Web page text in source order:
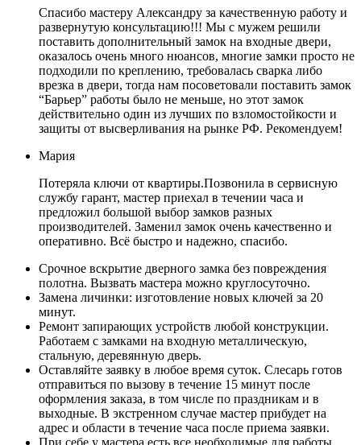
Спасибо мастеру Александру за качественную работу и
развернутую консультацию!!! Мы с мужем решили
поставить дополнительный замок на входные двери,
оказалось очень много нюансов, многие замки просто не
подходили по креплению, требовалась сварка либо
врезка в двери, тогда нам посоветовали поставить замок
“Барьер” работы было не меньше, но этот замок
действительно один из лучших по взломостойкости и
защиты от высверливания на рынке РФ. Рекомендуем!
Мария
Потеряла ключи от квартиры.Позвонила в сервисную
службу гарант, мастер приехал в течении часа и
предложил большой выбор замков разных
производителей. Заменил замок очень качественно и
оперативно. Всё быстро и надежно, спасибо.
Срочное вскрытие дверного замка без повреждения
полотна. Вызвать мастера можно круглосуточно.
Замена личинки: изготовление новых ключей за 20
минут.
Ремонт запирающих устройств любой конструкции.
Работаем с замками на входную металлическую,
стальную, деревянную дверь.
Оставляйте заявку в любое время суток. Слесарь готов
отправиться по вызову в течение 15 минут после
оформления заказа, в том числе по праздникам и в
выходные. В экстренном случае мастер прибудет на
адрес и области в течение часа после приема заявки.
При себе у мастера есть все необходимые для работы